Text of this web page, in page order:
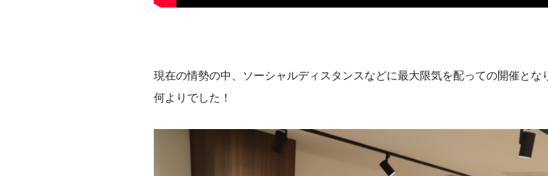
現在の情勢の中、ソーシャルディスタンスなどに最大限気を配っての開催と
何よりでした！